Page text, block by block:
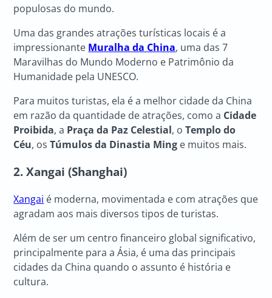
populosas do mundo.
Uma das grandes atrações turísticas locais é a
impressionante Muralha da China, uma das 7
Maravilhas do Mundo Moderno e Patrimônio da
Humanidade pela UNESCO.
Para muitos turistas, ela é a melhor cidade da China
em razão da quantidade de atrações, como a Cidade
Proibida, a Praça da Paz Celestial, oTemplo do
Céu, osTúmulos da Dinastia Ming e muitos mais.
2. Xangai (Shanghai)
Xangai é moderna, movimentada e com atrações que
agradam aos mais diversos tipos de turistas.
Além de ser um centro financeiro global significativo,
principalmente para a Ásia, é uma das principais
cidades da China quando o assunto é história e
cultura.